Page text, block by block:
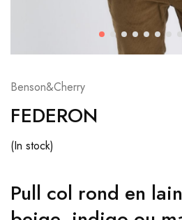
Benson&Cherry
FEDERON
(In stock)
Pull col rond en